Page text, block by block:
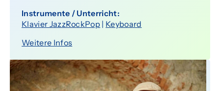
Instrumente / Unterricht:
Klavier JazzRockPop | Keyboard
Weitere Infos